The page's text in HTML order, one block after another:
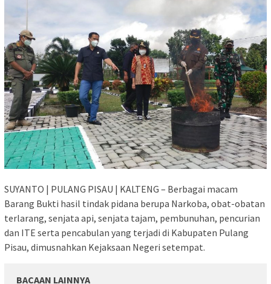
SUYANTO | PULANG PISAU | KALTENG – Berbagai macam
Barang Bukti hasil tindak pidana berupa Narkoba, obat-obatan
terlarang, senjata api, senjata tajam, pembunuhan, pencurian
dan ITE serta pencabulan yang terjadi di Kabupaten Pulang
Pisau, dimusnahkan Kejaksaan Negeri setempat.
BACAAN LAINNYA